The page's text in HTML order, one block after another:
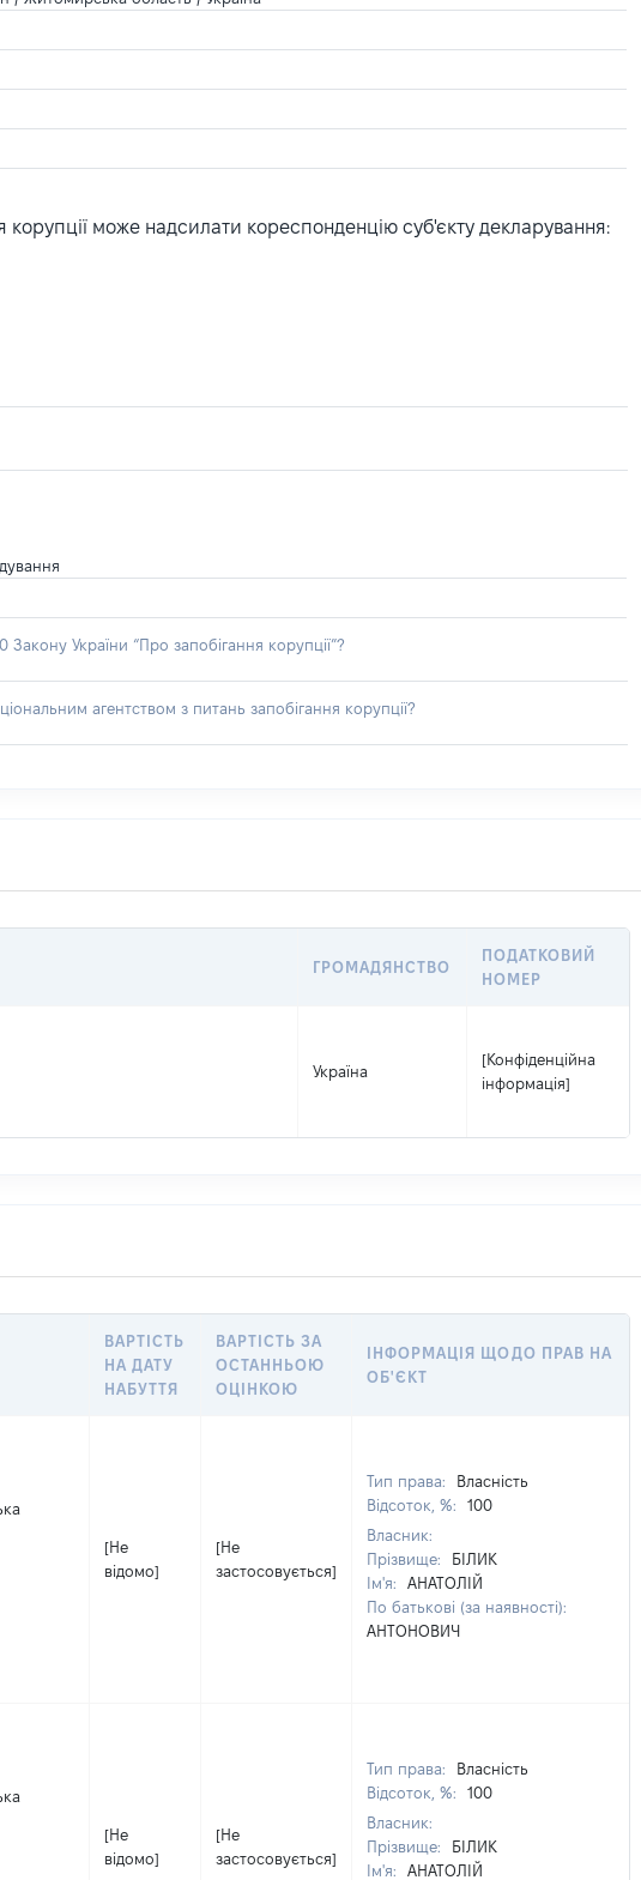
може надсилати кореспонденцію суб'єкту декларування:
України “Про запобігання корупції”?
агентством з питань запобігання корупції?
ГРОМАДЯНСТВО
ПОДАТКОВИЙ
НОМЕР
Україна
[Конфіденційна
інформація]
ВАРТІСТЬ
НА ДАТУ
НАБУТТЯ
ВАРТІСТЬ ЗА
ОСТАННЬОЮ
ОЦІНКОЮ
ІНФОРМАЦІЯ ЩОДО ПРАВ НА
ОБ'ЄКТ
[Не
відомо]
[Не
застосовується]
Тип права:
Власність
Відсоток, %:
100
Власник:
Прізвище:
БІЛИК
Ім'я:
АНАТОЛІЙ
По батькові (за наявності):
АНТОНОВИЧ
[Не
відомо]
[Не
застосовується]
Тип права:
Власність
Відсоток, %:
100
Власник:
Прізвище:
БІЛИК
Ім'я:
АНАТОЛІЙ